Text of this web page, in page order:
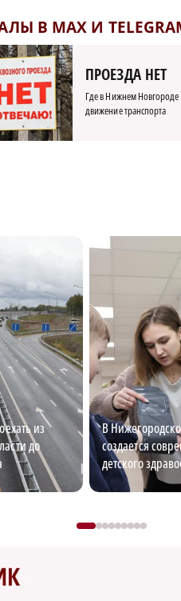
В MAX И
ПРОЕЗДА НЕТ
Где в Нижнем
движение транспорта
из
до
В
создается
детского